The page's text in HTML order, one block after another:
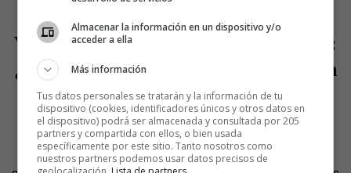
dijo mi nombre… ¡No me lo podía creer!*
Vamos con aquel otro proyecto tuyo:
¿qué teníaEl sarao de la Escudero
en
Twitch?
Pues, amigo, lo hacía porque me lo pasaba de perlas,
conocía a mucha gente de campos nuevos y, sobre todo,
Almacenar la información en un dispositivo y/o
acceder a ella
Más información
Tus datos personales se tratarán y la información de tu
dispositivo (cookies, identificadores únicos y otros datos en
el dispositivo) podrá ser almacenada y consultada por 205
partners y compartida con ellos, o bien usada
específicamente por este sitio. Tanto nosotros como
nuestros partners podemos usar datos precisos de